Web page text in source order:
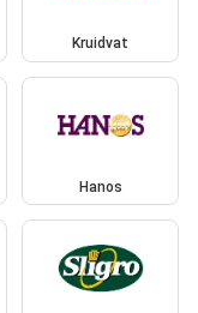
Kruidvat
Hanos